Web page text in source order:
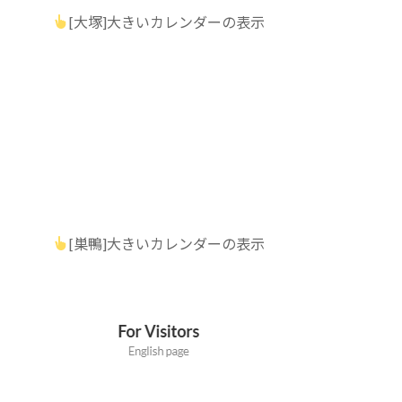
[大塚]大きいカレンダーの表示
[巣鴨]大きいカレンダーの表示